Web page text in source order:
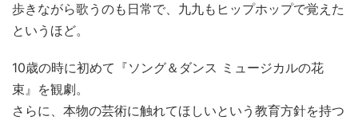
歩きながら歌うのも日常で、九九もヒップホップで覚えた
というほど。
10歳の時に初めて『ソング＆ダンス ミュージカルの花
束』を観劇。
さらに、本物の芸術に触れてほしいという教育方針を持つ